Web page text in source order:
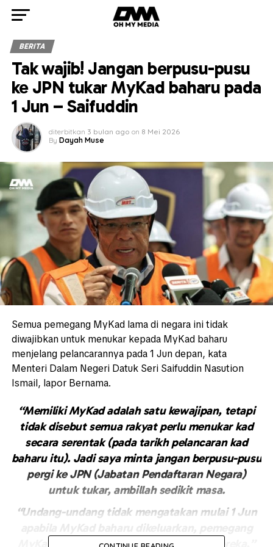
BERITA
Tak wajib! Jangan berpusu-pusu
ke JPN tukar MyKad baharu pada
1 Jun – Saifuddin
diterbitkan 3 bulan ago on 8 Mei 2026
By Dayah Muse
Semua pemegang MyKad lama di negara ini tidak
diwajibkan untuk menukar kepada MyKad baharu
menjelang pelancarannya pada 1 Jun depan, kata
Menteri Dalam Negeri Datuk Seri Saifuddin Nasution
Ismail, lapor Bernama.
“Memiliki MyKad adalah satu kewajipan, tetapi
tidak disebut semua rakyat perlu menukar kad
secara serentak (pada tarikh pelancaran kad
baharu itu). Jadi saya minta jangan berpusu-pusu
pergi ke JPN (Jabatan Pendaftaran Negara)
untuk tukar, ambillah sedikit masa.
“Undang-undang tidak mengatakan mulai 1 Jun
MyKad lama wajib terus menukar kad mereka,”